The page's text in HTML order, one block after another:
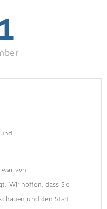
von
Wir hoffen, dass Sie
und den Start